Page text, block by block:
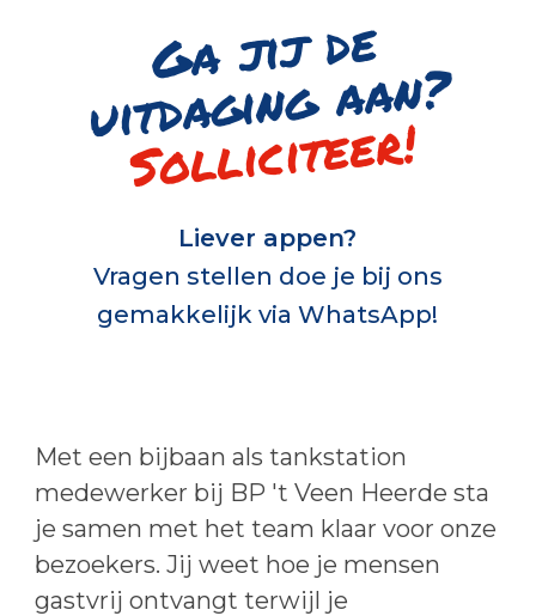
G
a jij de
uitd
a
gi
n
g
a
a
n
?
Solliciteer!
Liever appen?
Vragen stellen doe je bij ons
gemakkelijk via WhatsApp!
Met een bijbaan als tankstation
medewerker bij BP 't Veen Heerde sta
je samen met het team klaar voor onze
bezoekers. Jij weet hoe je mensen
gastvrij ontvangt terwijl je